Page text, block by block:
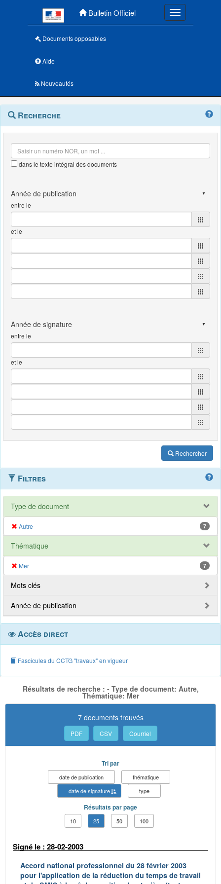
Bulletin Officiel Toggle
Documents opposables
Aide
Nouveautés
Navigation
outils
Menu
contextuel
Recherche
dans le texte intégral des documents
entre le
et le
entre le
et le
Rechercher
Filtres
Type de document
Autre 7
Thématique
Mer 7
Mots clés
Année de publication
Accès direct
Fascicules du CCTG "travaux" en vigueur
Résultats de recherche : - Type de document: Autre,
Thématique: Mer
7 documents trouvés
PDF CSV Courriel
Tri par
date de publication
thématique
date de signature
type
Résultats par page
10 25 50 100
Signé le : 28-02-2003
Accord national professionnel du 28 février 2003
pour l'application de la réduction du temps de travail